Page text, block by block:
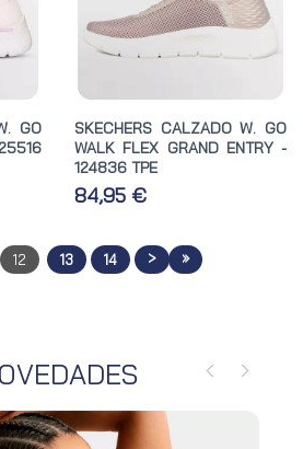
GO
SKECHERS CALZADO W. GO
WALK FLEX GRAND ENTRY -
124836 TPE
84,95 €
12 13 14 > »